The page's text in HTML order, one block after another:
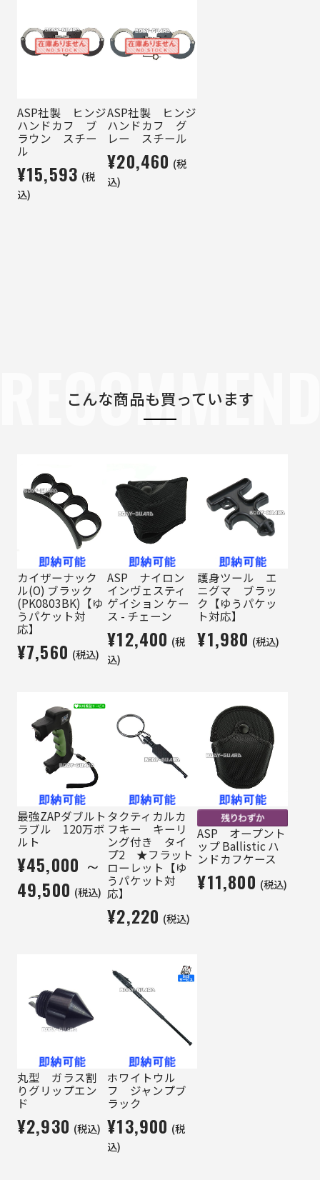
ASP社製 ヒンジ
ハンドカフ ブ
ラウン スチー
ル
¥15,593 (税
込)
ASP社製 ヒンジ
ハンドカフ グ
レー スチール
¥20,460 (税
込)
こんな商品も買っています
カイザーナック
ル(O) ブラック
(PK0803BK)【ゆ
うパケット対
応】
¥7,560 (税込)
ASP ナイロン
インヴェスティ
ゲイション ケー
ス - チェーン
¥12,400 (税
込)
護身ツール エ
ニグマ ブラッ
ク【ゆうパケッ
ト対応】
¥1,980 (税込)
最強ZAPダブルト
ラブル 120万ボ
ルト
¥45,000 ～
49,500 (税込)
タクティカルカ
フキー キーリ
ング付き タイ
プ2 ★フラット
ローレット【ゆ
うパケット対
応】
¥2,220 (税込)
ASP オープント
ップ Ballistic ハ
ンドカフケース
¥11,800 (税込)
丸型 ガラス割
りグリップエン
ド
¥2,930 (税込)
ホワイトウル
フ ジャンプブ
ラック
¥13,900 (税
込)